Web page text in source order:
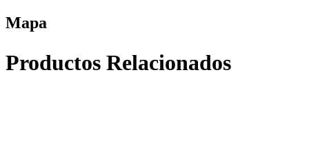
Mapa
Productos Relacionados